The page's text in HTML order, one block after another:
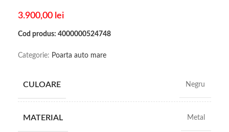
3.900,00 lei
Cod produs: 4000000524748
Categorie: Poarta auto mare
CULOARE Negru
MATERIAL Metal